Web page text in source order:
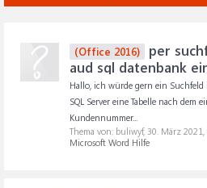
(Office 2016)
per
aud sql datenbank
Hallo, ich würde gern ein
SQL Server eine Tabelle nach dem
Kundennummer...
Thema von: buliwyf, 30. März 2021
Microsoft Word Hilfe